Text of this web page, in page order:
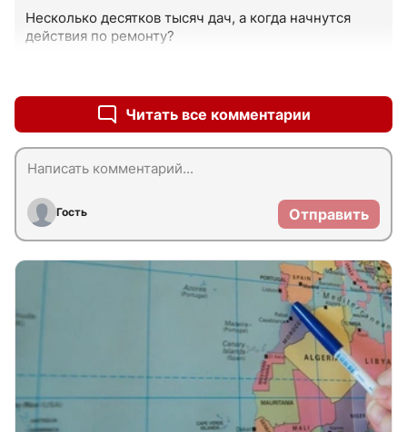
Несколько десятков тысяч дач, а когда начнутся
действия по ремонту?
Читать все комментарии
Гость Отправить